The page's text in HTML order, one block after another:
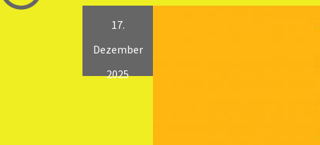
17.
Dezember
2025